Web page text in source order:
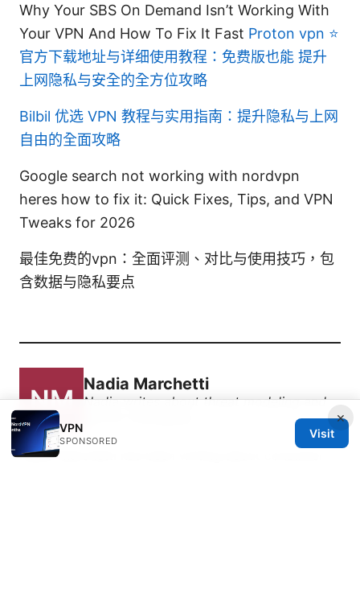
Why Your SBS On Demand Isn’t Working With
Your VPN And How To Fix It Fast Proton vpn ⭐
官方下载地址与详细使用教程：免费版也能 提升
上网隐私与安全的全方位攻略
Bilbil 优选 VPN 教程与实用指南：提升隐私与上网
自由的全面攻略
Google search not working with nordvpn
heres how to fix it: Quick Fixes, Tips, and VPN
Tweaks for 2026
最佳免费的vpn：全面评测、对比与使用技巧，包
含数据与隐私要点
Nadia Marchetti
Nadia writes about threat modeling and
Nadia Marchetti has been writing about consumer
×
VPN
SPONSORED
Visit